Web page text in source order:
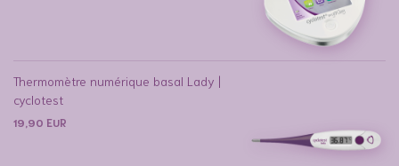
Thermomètre numérique basal Lady |
cyclotest
19,90 EUR